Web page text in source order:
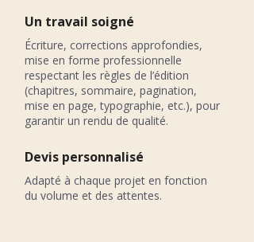
Un travail soigné
Écriture, corrections approfondies,
mise en forme professionnelle
respectant les règles de l’édition
(chapitres, sommaire, pagination,
mise en page, typographie, etc.), pour
garantir un rendu de qualité.
Devis personnalisé
Adapté à chaque projet en fonction
du volume et des attentes.